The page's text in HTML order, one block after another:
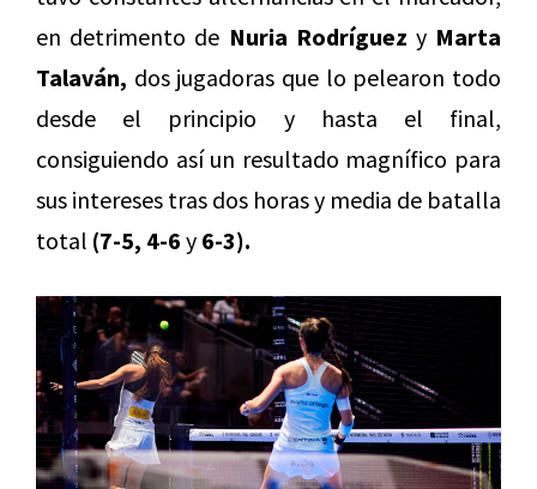
en detrimento de Nuria Rodríguez y Marta
Talaván, dos jugadoras que lo pelearon todo
desde el principio y hasta el final,
consiguiendo así un resultado magnífico para
sus intereses tras dos horas y media de batalla
total (7-5, 4-6 y 6-3).